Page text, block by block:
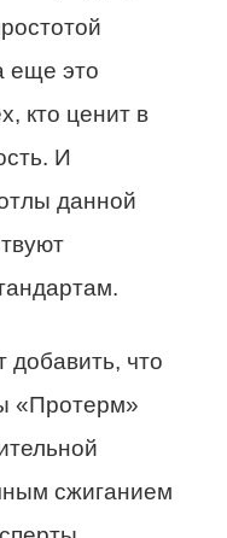
еще это
кто ценит в
И
данной
что
«Протерм»
сжиганием